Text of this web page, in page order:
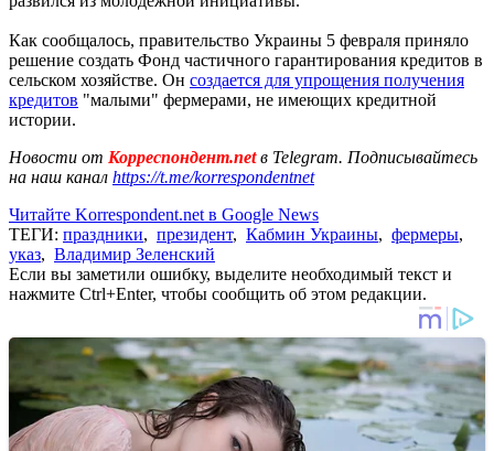
Как сообщалось, правительство Украины 5 февраля приняло
решение создать Фонд частичного гарантирования кредитов в
сельском хозяйстве. Он создается для упрощения получения
кредитов "малыми" фермерами, не имеющих кредитной
истории.
Новости от Корреспондент.netв Telegram. Подписывайтесь
на наш канал https://t.me/korrespondentnet
Читайте Korrespondent.net в Google News
ТЕГИ: праздники, президент, Кабмин Украины, фермеры,
указ, Владимир Зеленский
Если вы заметили ошибку, выделите необходимый текст и
нажмите Ctrl+Enter, чтобы сообщить об этом редакции.